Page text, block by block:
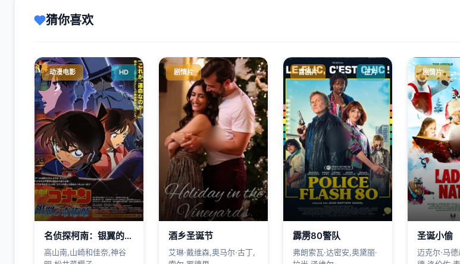
猜你喜欢
动漫电影 HD
名侦探柯南：银翼的魔术师
高山南,山崎和佳奈,神谷
剧情片
酒乡圣诞节
艾琳·戴维森,奥马尔·古丁,
喜剧片 正片
霹雳80警队
弗朗索瓦·达密安,奥黛丽·
剧情片
圣诞小偷
迈克尔·马